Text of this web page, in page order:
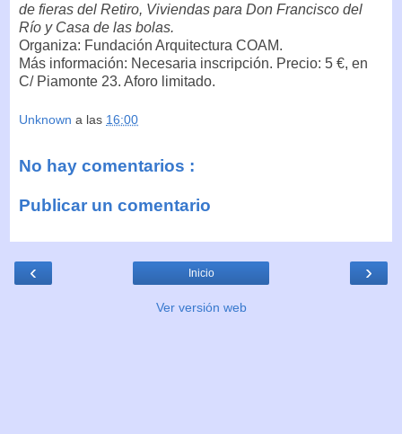
de fieras del Retiro, Viviendas para Don Francisco del
Río y Casa de las bolas.
Organiza: Fundación Arquitectura COAM.
Más información: Necesaria inscripción. Precio: 5 €, en
C/ Piamonte 23. Aforo limitado.
Unknown a las 16:00
No hay comentarios :
Publicar un comentario
‹ ›
Inicio
Ver versión web